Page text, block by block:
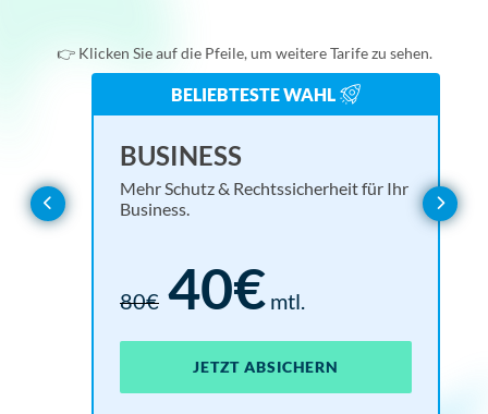
Online-Shop
Verein
Webseitenbetreiber
👉 Klicken Sie auf die Pfeile, um weitere Tarife zu sehen.
BELIEBTESTE WAHL
BASIC
BUSINESS
Alles, was Sie für eine rechtssichere Website brauchen.
Mehr Schutz & Rechtssicherheit für Ihr
Business.
15€mtl.
80€ 40€ mtl.
JETZT ABSICHERNJETZT ABSICHERN